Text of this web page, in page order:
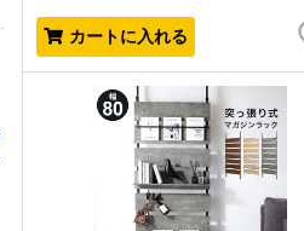
カートに入れる